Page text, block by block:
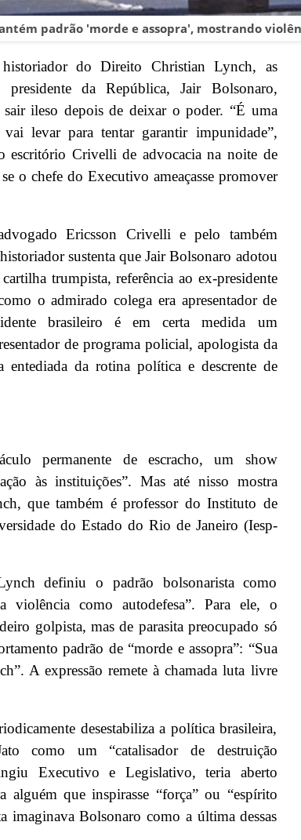
padrão 'morde e assopra', mostrando
do Direito Christian Lynch, as
presidente da República, Jair Bolsonaro,
sair ileso depois de deixar o poder. “É uma
levar para tentar garantir impunidade”,
escritório Crivelli de advocacia na noite de
o chefe do Executivo ameaçasse promover
Ericsson Crivelli e pelo também
sustenta que Jair Bolsonaro adotou
trumpista, referência ao ex-presidente
o admirado colega era apresentador de
brasileiro é em certa medida um
de programa policial, apologista da
entediada da rotina política e descrente de
permanente de escracho, um show
às instituições”. Mas até nisso mostra
que também é professor do Instituto de
do Estado do Rio de Janeiro (Iesp-
definiu o padrão bolsonarista como
violência como autodefesa”. Para ele, o
golpista, mas de parasita preocupado só
padrão de “morde e assopra”: “Sua
A expressão remete à chamada luta livre
desestabiliza a política brasileira,
como um “catalisador de destruição
Executivo e Legislativo, teria aberto
alguém que inspirasse “força” ou “espírito
imaginava Bolsonaro como a última dessas